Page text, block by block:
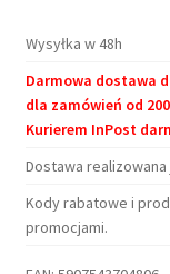
Kopernik
Wysyłka w 48h
Darmowa dostawa
dla zamówień od 200
Kurierem InPost
Dostawa
Kody rabatowe i
promocjami.